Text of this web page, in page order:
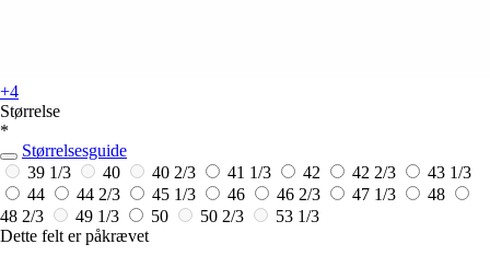
+4
Størrelse
*
Størrelsesguide
39 1/3
40 40 2/3 41 1/3 42 42 2/3
43 1/3
44
44 2/3 45 1/3 46 46 2/3 47 1/3
48
48 2/3
49 1/3 50 50 2/3
53 1/3
Dette felt er påkrævet